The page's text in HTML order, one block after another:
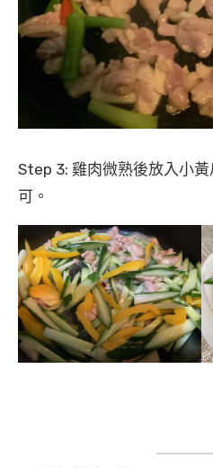
Step 3: 雞肉微熟後放入小
可。